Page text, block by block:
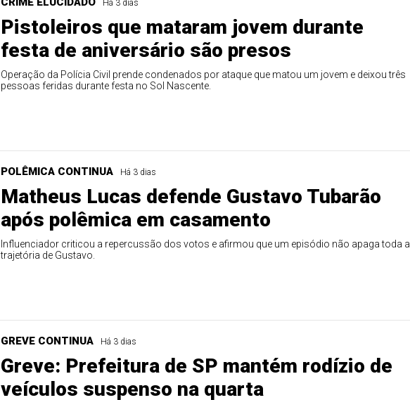
Há 3 dias
Pistoleiros que mataram jovem durante
festa de aniversário são presos
Operação da Polícia Civil prende condenados por ataque que matou um jovem e deixou três
pessoas feridas durante festa no Sol Nascente.
POLÊMICA CONTINUA Há 3 dias
Matheus Lucas defende Gustavo Tubarão
após polêmica em casamento
Influenciador criticou a repercussão dos votos e afirmou que um episódio não apaga toda a
trajetória de Gustavo.
GREVE CONTINUA Há 3 dias
Greve: Prefeitura de SP mantém rodízio de
veículos suspenso na quarta